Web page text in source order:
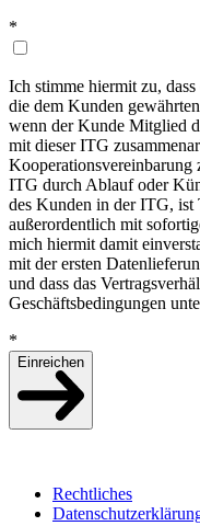
*
Ich stimme hiermit zu, dass
die dem Kunden
wenn der Kunde Mitglied
mit dieser ITG
Kooperationsvereinbarung
ITG durch Ablauf oder
des Kunden in der ITG, ist
außerordentlich mit
mich hiermit damit
mit der ersten
und dass das
Geschäftsbedingungen
*
Einreichen
Rechtliches